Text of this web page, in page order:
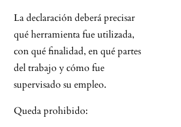
La declaración deberá precisar
qué herramienta fue utilizada,
con qué finalidad, en qué partes
del trabajo y cómo fue
supervisado su empleo.
Queda prohibido: